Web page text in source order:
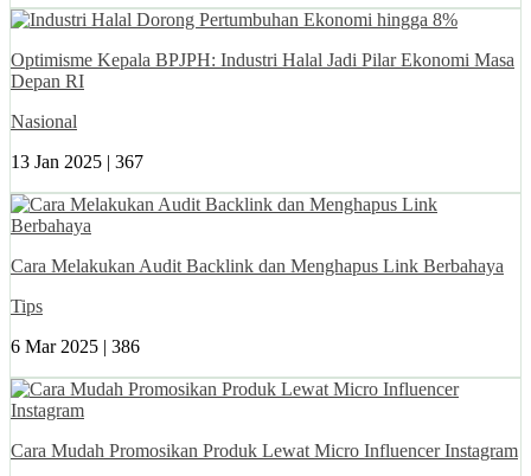
Optimisme Kepala BPJPH: Industri Halal Jadi Pilar Ekonomi Masa
Depan RI
Nasional
13 Jan 2025 | 367
Cara Melakukan Audit Backlink dan Menghapus Link Berbahaya
Tips
6 Mar 2025 | 386
Cara Mudah Promosikan Produk Lewat Micro Influencer Instagram